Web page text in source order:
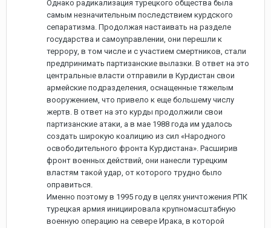
Однако радикализация турецкого общества была
самым незначительным последствием курдского
сепаратизма. Продолжая настаивать на разделе
государства и самоуправлении, они перешли к
террору, в том числе и с участием смертников, стали
предпринимать партизанские вылазки. В ответ на это
центральные власти отправили в Курдистан свои
армейские подразделения, оснащенные тяжелым
вооружением, что привело к еще большему числу
жертв. В ответ на это курды продолжили свои
партизанские атаки, а в мае 1988 года им удалось
создать широкую коалицию из сил «Народного
освободительного фронта Курдистана». Расширив
фронт военных действий, они нанесли турецким
властям такой удар, от которого трудно было
оправиться.
Именно поэтому в 1995 году в целях уничтожения РПК
турецкая армия инициировала крупномасштабную
военную операцию на севере Ирака, в которой